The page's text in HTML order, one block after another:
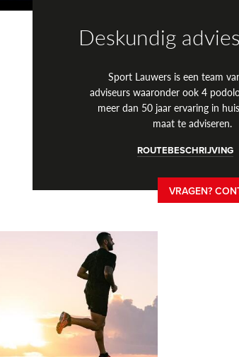
Deskundig
Sport Lauwers is een team
adviseurs waaronder ook 4
meer dan 50 jaar ervaring in
maat te adviseren.
ROUTEBESCHRIJVING
VRAGEN?